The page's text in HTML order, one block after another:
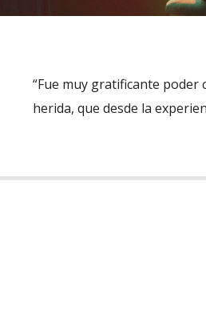
“Fue muy gratificante poder
herida, que desde la